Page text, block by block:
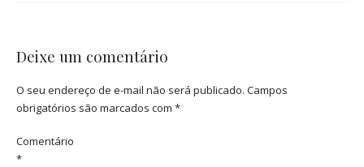
Deixe um comentário
O seu endereço de e-mail não será publicado. Campos
obrigatórios são marcados com *
Comentário
*